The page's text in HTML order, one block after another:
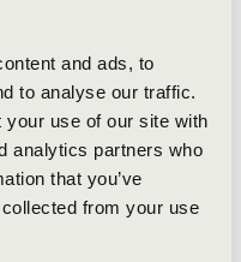
and ads, to
to analyse our traffic.
your use of our site with
analytics partners who
that you’ve
from your use
Zenekar és
zeneszerzővel is volt
mint Helmut
György és Eötvös Péter.
már három zenekarnál
a Denveri
a Lamont
illetve a Szent